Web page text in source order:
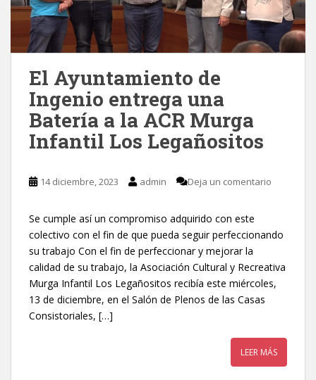
El Ayuntamiento de
Ingenio entrega una
Batería a la ACR Murga
Infantil Los Legañositos
14 diciembre, 2023 admin Deja un comentario
Se cumple así un compromiso adquirido con este
colectivo con el fin de que pueda seguir perfeccionando
su trabajo Con el fin de perfeccionar y mejorar la
calidad de su trabajo, la Asociación Cultural y Recreativa
Murga Infantil Los Legañositos recibía este miércoles,
13 de diciembre, en el Salón de Plenos de las Casas
Consistoriales, […]
LEER MÁS